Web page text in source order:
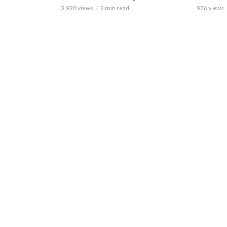
3.928 views 2 min read 976 views